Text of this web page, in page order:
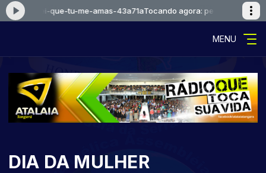
1-eu-sei-que-tu-me-amas-43a71aTocando agora: pentecostal-1-eu-
MENU
DIA DA MULHER